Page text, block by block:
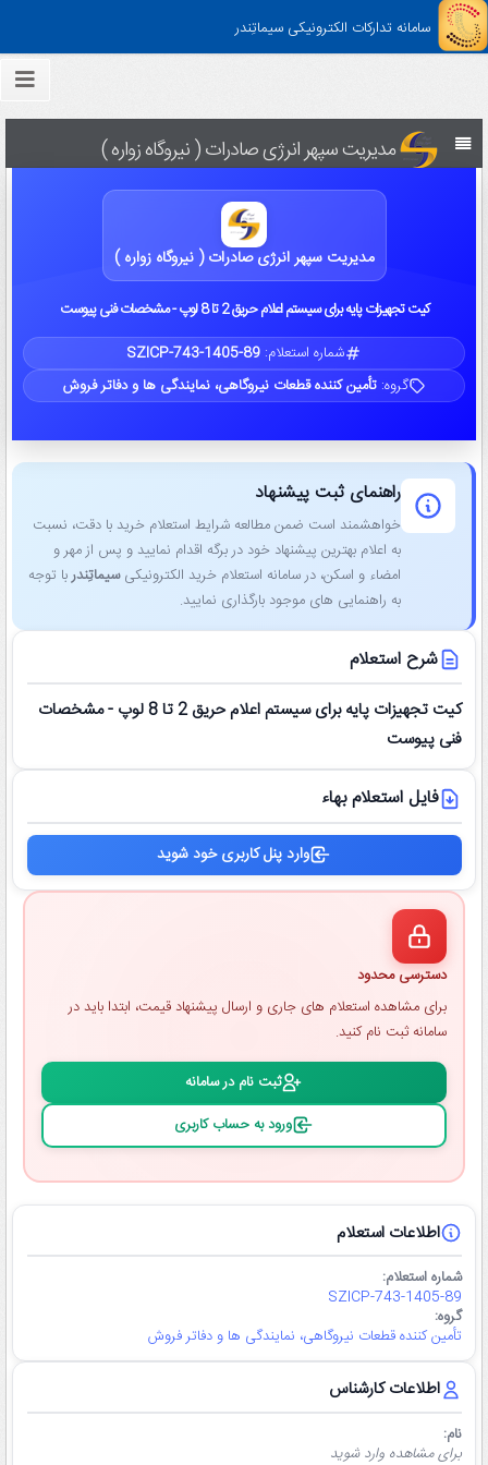
سامانه تدارکات الکترونیکی سیماتِندر
مدیریت سپهر انرژی صادرات ( نیروگاه زواره )
مدیریت سپهر انرژی صادرات ( نیروگاه زواره )
کیت تجهیزات پایه برای سیستم اعلام حریق 2 تا 8 لوپ - مشخصات فنی پیوست
شماره استعلام:SZICP-743-1405-89
گروه:تأمین کننده قطعات نیروگاهی، نمایندگی ها و دفاتر فروش
اطلاعات استعلام
شماره استعلام:
SZICP-743-1405-89
گروه:
تأمین کننده قطعات نیروگاهی، نمایندگی ها و دفاتر فروش
اطلاعات کارشناس
نام:
برای مشاهده وارد شوید
راهنمای ثبت پیشنهاد
خواهشمند است ضمن مطالعه شرایط استعلام خرید با دقت، نسبت
به اعلام بهترین پیشنهاد خود در برگه اقدام نمایید و پس از مهر و
امضاء و اسکن، در سامانه استعلام خرید الکترونیکیسیماتِندربا توجه
به راهنمایی ‌های موجود بارگذاری نمایید.
شرح استعلام
کیت تجهیزات پایه برای سیستم اعلام حریق 2 تا 8 لوپ - مشخصات
فنی پیوست
فایل استعلام بهاء
وارد پنل کاربری خود شوید
دسترسی محدود
برای مشاهده استعلام ‌های جاری و ارسال پیشنهاد قیمت، ابتدا باید در
سامانه ثبت ‌نام کنید.
ثبت ‌نام در سامانه
ورود به حساب کاربری